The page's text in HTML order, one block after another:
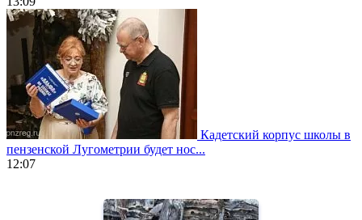
Кадетский корпус школы в
пензенской Лугометрии будет нос...
12:07